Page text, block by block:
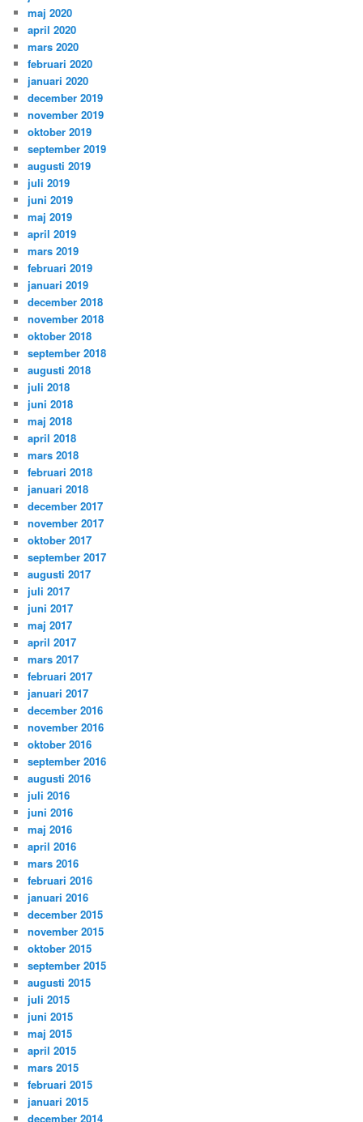
maj 2020
april 2020
mars 2020
februari 2020
januari 2020
december 2019
november 2019
oktober 2019
september 2019
augusti 2019
juli 2019
juni 2019
maj 2019
april 2019
mars 2019
februari 2019
januari 2019
december 2018
november 2018
oktober 2018
september 2018
augusti 2018
juli 2018
juni 2018
maj 2018
april 2018
mars 2018
februari 2018
januari 2018
december 2017
november 2017
oktober 2017
september 2017
augusti 2017
juli 2017
juni 2017
maj 2017
april 2017
mars 2017
februari 2017
januari 2017
december 2016
november 2016
oktober 2016
september 2016
augusti 2016
juli 2016
juni 2016
maj 2016
april 2016
mars 2016
februari 2016
januari 2016
december 2015
november 2015
oktober 2015
september 2015
augusti 2015
juli 2015
juni 2015
maj 2015
april 2015
mars 2015
februari 2015
januari 2015
december 2014